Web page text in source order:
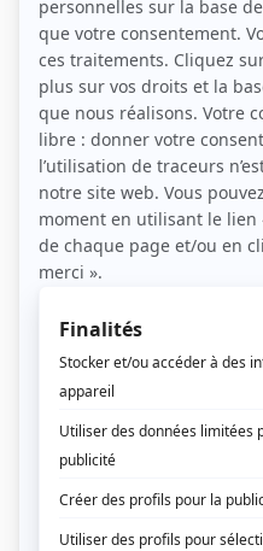
personnalisés et
Le kinésithérapeute
préventive pour aider
physiquement avant
entraînements.
Il se sert généralement
bandes élastiques,
médicinaux, des